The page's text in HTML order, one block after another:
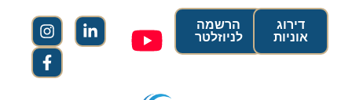
הרשמה
לניוזלטר
דירוג
אוניות